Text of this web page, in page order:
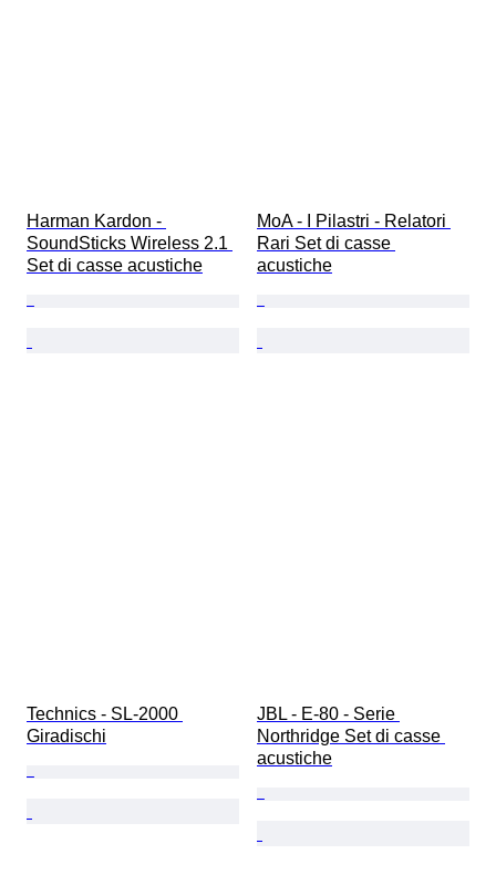
Harman Kardon -
SoundSticks Wireless 2.1
Set di casse acustiche
MoA - I Pilastri - Relatori
Rari Set di casse
acustiche
Technics - SL-2000
Giradischi
JBL - E-80 - Serie
Northridge Set di casse
acustiche